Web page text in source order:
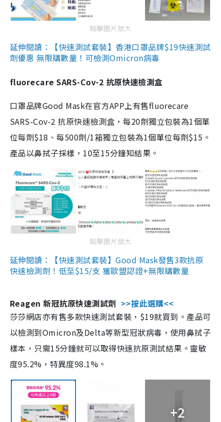
點擊圖片放大
延伸閱讀：【快速測試套裝】香港口罩品牌$19快速測試
劑優惠 無限購數量！可檢測Omicron病毒
fluorecare SARS-Cov-2 抗原快速檢測盒
口罩品牌Good Mask在官方APP上有售fluorecare
SARS-Cov-2 抗原快速檢測盒，每20劑獨立包裝為1個單
位每劑$18、每500劑/1箱獨立包裝為1個單位每劑$15。
產品以鼻拭子採樣，10至15分鐘知結果。
點擊圖片放大
延伸閱讀：【快速測試套裝】Good Mask發售3款抗原
快速檢測劑！低至$15/支 獲歐盟認證+無限購數量
Reagen 新冠抗原快速測試劑 >>按此選購<<
莎莎網店亦有售多款快速測試套裝，$19就買到。產品可
以檢測到Omicron及Delta等新型冠狀病毒，使用鼻拭子
樣本，只需15分鐘就可以取得快速抗原測試結果。靈敏
度95.2%，特異度98.1%。
+2